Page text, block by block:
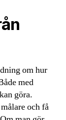
om hur
med
göra.
och få